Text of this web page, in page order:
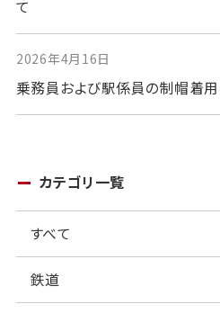
て
2026年4月16日
乗務員および駅係員の制帽着
カテゴリ一覧
すべて
鉄道